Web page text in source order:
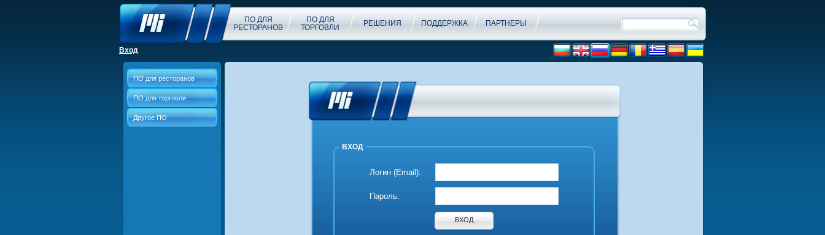
ПО ДЛЯ
РЕСТОРАНОВ
ПО ДЛЯ
ТОРГОВЛИ
РЕШЕНИЯ ПОДДЕРЖКА ПАРТНЕРЫ
Вход
ПО для ресторанов
ПО для торговли
Другое ПО
ВХОД
Логин (Email):
Пароль:
ВХОД